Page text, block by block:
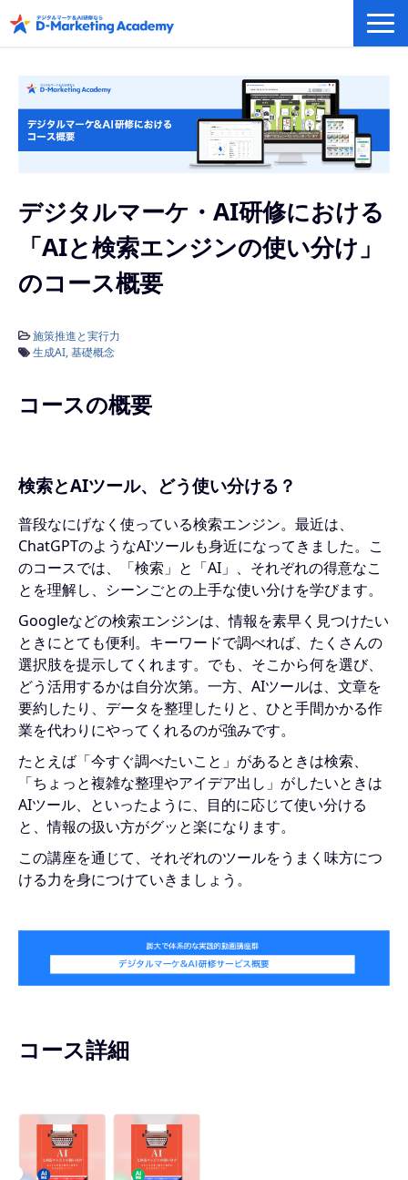
eラーニングシステム
カリキュラム例/事例
無料プラン/キャンペーン/特集
デジタルマーケ・AI研修における
「AIと検索エンジンの使い分け」
のコース概要
施策推進と実行力
生成AI 基礎概念
コースの概要
検索とAIツール、どう使い分ける？
普段なにげなく使っている検索エンジン。最近は、
ChatGPTのようなAIツールも身近になってきました。こ
のコースでは、「検索」と「AI」、それぞれの得意なこ
とを理解し、シーンごとの上手な使い分けを学びます。
Googleなどの検索エンジンは、情報を素早く見つけたい
ときにとても便利。キーワードで調べれば、たくさんの
選択肢を提示してくれます。でも、そこから何を選び、
どう活用するかは自分次第。一方、AIツールは、文章を
要約したり、データを整理したりと、ひと手間かかる作
業を代わりにやってくれるのが強みです。
たとえば「今すぐ調べたいこと」があるときは検索、
「ちょっと複雑な整理やアイデア出し」がしたいときは
AIツール、といったように、目的に応じて使い分ける
と、情報の扱い方がグッと楽になります。
この講座を通じて、それぞれのツールをうまく味方につ
ける力を身につけていきましょう。
コース詳細